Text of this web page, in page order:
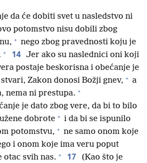
da će dobiti svet u nasledstvo ni
potomstvo nisu dobili zbog
+ nego zbog pravednosti koju je
+ 14 Jer ako su naslednici oni koji
postaje beskorisna i obećanje je
stvari, Zakon donosi Božji gnev, + a
nema ni prestupa. +
je dato zbog vere, da bi to bilo
dobrote + i da bi se ispunilo
potomstvu, + ne samo onom koje
i onom koje ima veru poput
otac svih nas. + 17
(Kao što je